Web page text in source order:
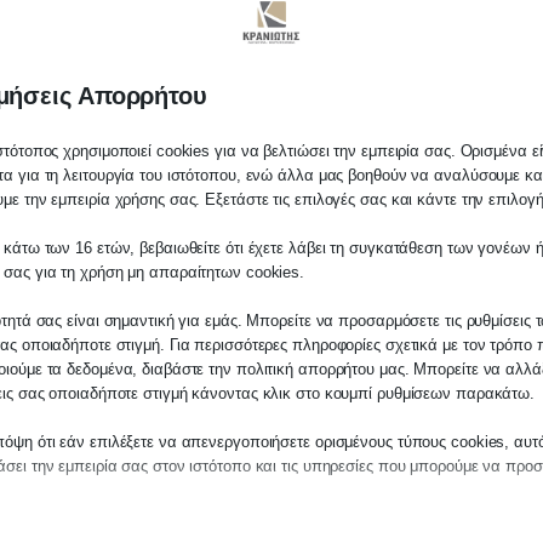
συστήματος
25.000 ευρώ εκτός
σε οποιαδήποτε παραγγελία
παρακαλούμε επικοινωνήστε μαζί μας
στο27210 62510-529, είτε μέσω email στο
για να επιβεβαιώσουμε
υπόθεση σας.
Απορρήτου
χρησιμοποιεί cookies για να βελτιώσει την εμπειρία σας. Ορισμένα
για τη λειτουργία του ιστότοπου, ενώ άλλα μας βοηθούν να αναλύσουμε
την εμπειρία χρήσης σας. Εξετάστε τις επιλογές σας και κάντε την
κάτω των 16 ετών, βεβαιωθείτε ότι έχετε λάβει τη συγκατάθεση των γονέων
για τη χρήση μη απαραίτητων cookies.
σας είναι σημαντική για εμάς. Μπορείτε να προσαρμόσετε τις ρυθμίσεις
οποιαδήποτε στιγμή. Για περισσότερες πληροφορίες σχετικά με τον τρόπο
τα δεδομένα, διαβάστε την πολιτική απορρήτου μας. Μπορείτε να
σας οποιαδήποτε στιγμή κάνοντας κλικ στο κουμπί ρυθμίσεων παρακάτω.
ότι εάν επιλέξετε να απενεργοποιήσετε ορισμένους τύπους cookies,
την εμπειρία σας στον ιστότοπο και τις υπηρεσίες που μπορούμε να